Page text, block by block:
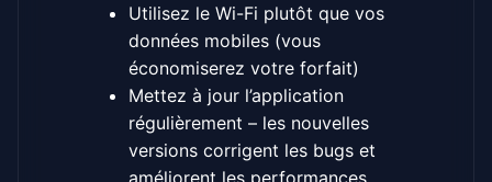
Utilisez le Wi-Fi plutôt que vos
données mobiles (vous
économiserez votre forfait)
Mettez à jour l’application
régulièrement – les nouvelles
versions corrigent les bugs et
améliorent les performances